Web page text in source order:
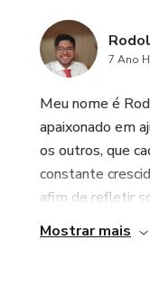
7 Ano
Meu nome é
apaixonado em
os outros, que
constante
afim de refletir
Mostrar mais